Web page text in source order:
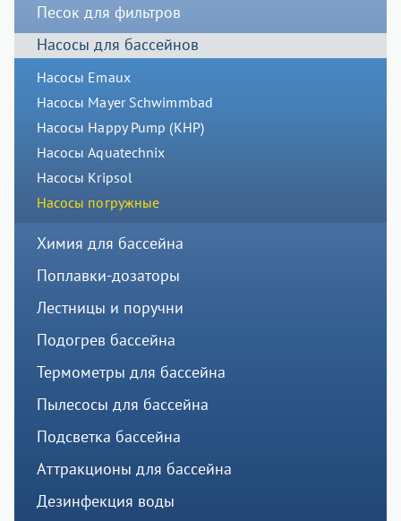
Песок для фильтров
Насосы для бассейнов
Насосы Emaux
Насосы Mayer Schwimmbad
Насосы Happy Pump (КНР)
Насосы Aquatechnix
Насосы Kripsol
Насосы погружные
Химия для бассейна
Поплавки-дозаторы
Лестницы и поручни
Подогрев бассейна
Термометры для бассейна
Пылесосы для бассейна
Подсветка бассейна
Аттракционы для бассейна
Дезинфекция воды